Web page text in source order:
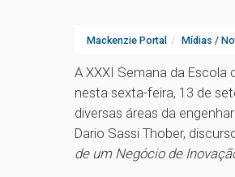
Mackenzie Portal Mídias /
A XXXI Semana da Escola
nesta sexta-feira, 13 de
diversas áreas da
Dario Sassi Thober,
de um Negócio de